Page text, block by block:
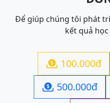
Để giúp chúng tôi phát
kết quả
 100.000đ
 500.000đ